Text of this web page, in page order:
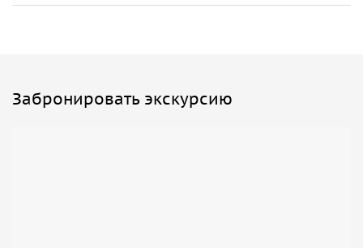
Забронировать экскурсию